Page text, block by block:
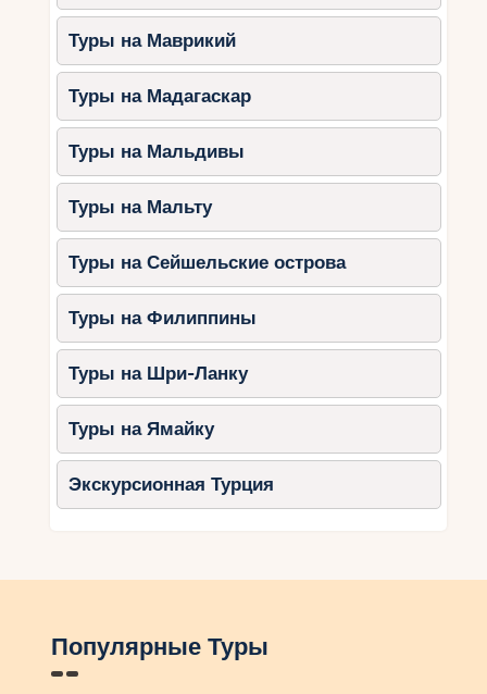
Где остановиться?
Valamar Club Dubrovnik
детские клубы.
бассейны, игровые зоны, удобное
расположение.
Solaris Beach Resort (Шибеник):
тематические отели, аквапарк и
детская анимация.
Путешествие по Хорватии с семьёй — это
отличная возможность провести время вместе,
наслаждаясь природой, культурой и морским
воздухом. Независимо от того, выберете ли вы
исторические города, национальные парки или
пляжи, каждый найдёт что-то по душе.
Планируйте маршруты заранее, учитывайте
интересы всех членов семьи и наслаждайтесь
незабываемыми моментами в этой
Туры на Маврикий
Туры на Мадагаскар
Туры на Мальдивы
Туры на Мальту
Туры на Сейшельские острова
Туры на Филиппины
Туры на Шри-Ланку
Туры на Ямайку
Экскурсионная Турция
Популярные Туры